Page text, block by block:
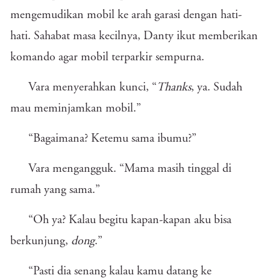
mengemudikan mobil ke arah garasi dengan hati-
hati. Sahabat masa kecilnya, Danty ikut memberikan
komando agar mobil terparkir sempurna.
Vara menyerahkan kunci, “ Thanks, ya. Sudah
mau meminjamkan mobil.”
“Bagaimana? Ketemu sama ibumu?”
Vara mengangguk. “Mama masih tinggal di
rumah yang sama.”
“Oh ya? Kalau begitu kapan-kapan aku bisa
berkunjung, dong.”
“Pasti dia senang kalau kamu datang ke